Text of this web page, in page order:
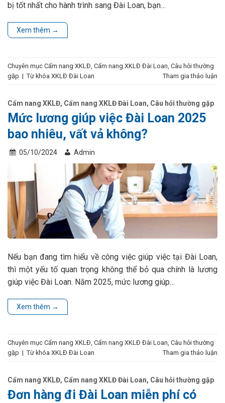
bị tốt nhất cho hành trình sang Đài Loan, bạn…
Xem thêm →
Chuyên mục Cẩm nang XKLĐ Cẩm nang XKLĐ Đài Loan Câu hỏi thường
gặp | Từ khóa XKLĐ Đài Loan Tham gia thảo luận
Cẩm nang XKLĐ, Cẩm nang XKLĐ Đài Loan, Câu hỏi thường gặp
Mức lương giúp việc Đài Loan 2025
bao nhiêu, vất vả không?
05/10/2024 Admin
Nếu bạn đang tìm hiểu về công việc giúp việc tại Đài Loan,
thì một yếu tố quan trọng không thể bỏ qua chính là lương
giúp việc Đài Loan. Năm 2025, mức lương giúp…
Xem thêm →
Chuyên mục Cẩm nang XKLĐ Cẩm nang XKLĐ Đài Loan Câu hỏi thường
gặp | Từ khóa XKLĐ Đài Loan Tham gia thảo luận
Cẩm nang XKLĐ, Cẩm nang XKLĐ Đài Loan, Câu hỏi thường gặp
Đơn hàng đi Đài Loan miễn phí có